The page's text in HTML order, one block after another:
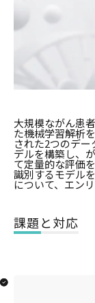
大規模ながん患
た機械学習解析
された2つのデ
デルを構築し、
て定量的な評価
識別するモデル
について、エン
課題と対応